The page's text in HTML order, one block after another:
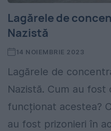
Lagărele de
Nazistă
14 NOIEMBRIE 2023
Lagărele de
Nazistă. Cum au fost
funcționat acestea?
au fost prizonieri în